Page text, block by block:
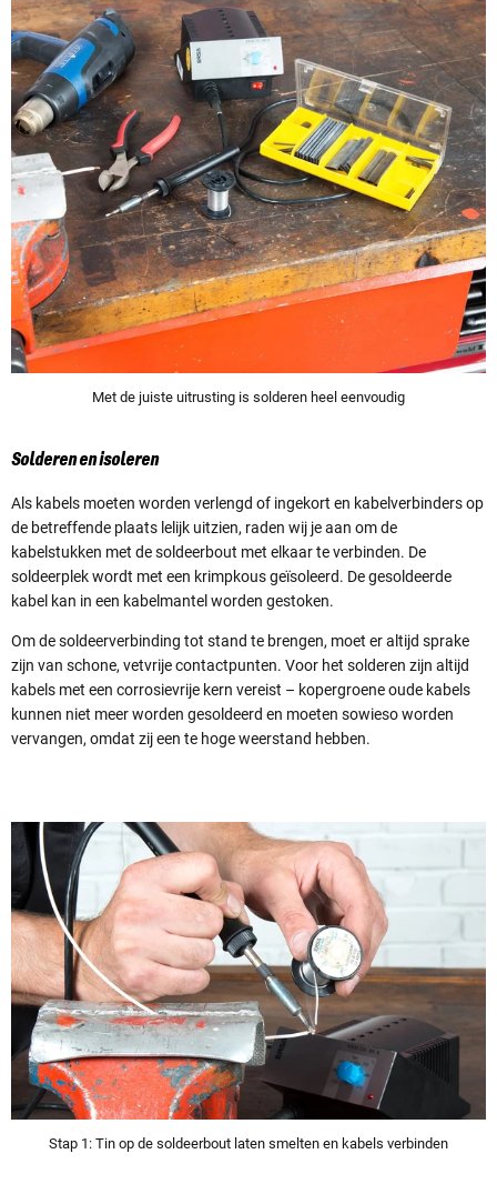
Met de juiste uitrusting is solderen heel eenvoudig
Solderen en isoleren
Als kabels moeten worden verlengd of ingekort en kabelverbinders op
de betreffende plaats lelijk uitzien, raden wij je aan om de
kabelstukken met de soldeerbout met elkaar te verbinden. De
soldeerplek wordt met een krimpkous geïsoleerd. De gesoldeerde
kabel kan in een kabelmantel worden gestoken.
Om de soldeerverbinding tot stand te brengen, moet er altijd sprake
zijn van schone, vetvrije contactpunten. Voor het solderen zijn altijd
kabels met een corrosievrije kern vereist – kopergroene oude kabels
kunnen niet meer worden gesoldeerd en moeten sowieso worden
vervangen, omdat zij een te hoge weerstand hebben.
Stap 1: Tin op de soldeerbout laten smelten en kabels verbinden